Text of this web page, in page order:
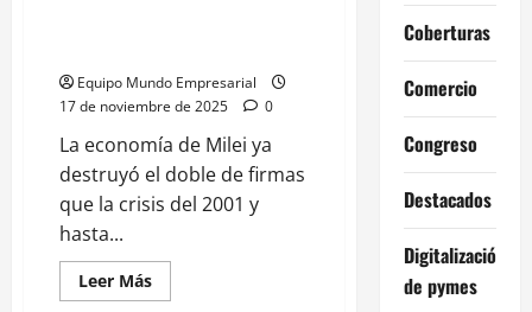
Equipo Mundo Empresarial
17 de noviembre de 2025
0
La economía de Milei ya
destruyó el doble de firmas
que la crisis del 2001 y
hasta...
Leer MásLeer
más
Coberturas
Comercio
Congreso
Destacados
Digitalización
de pymes